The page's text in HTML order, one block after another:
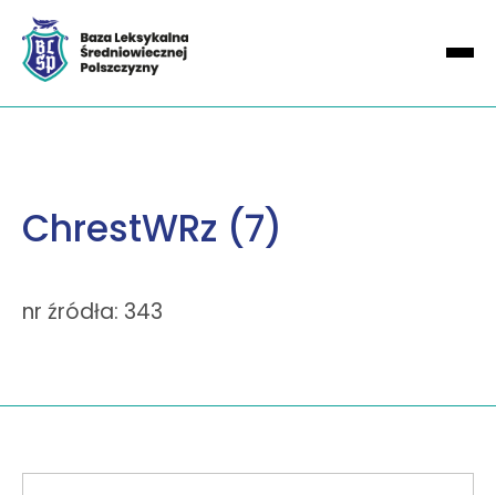
ChrestWRz (7)
nr źródła: 343